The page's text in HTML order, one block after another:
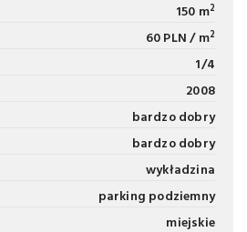
150 m2
60 PLN / m2
1/4
2008
bardzo dobry
bardzo dobry
wykładzina
parking podziemny
miejskie